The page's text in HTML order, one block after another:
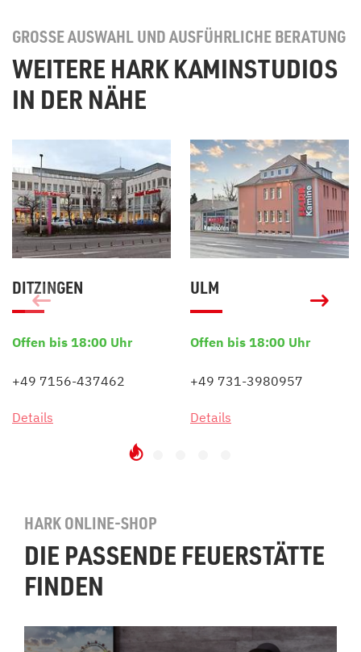
GROSSE AUSWAHL UND AUSFÜHRLICHE BERATUNG
WEITERE HARK KAMINSTUDIOS
IN DER NÄHE
DITZINGEN
Offen bis 18:00 Uhr
+49 7156-437462
Details
ULM
Offen bis 18:00 Uhr
+49 731-3980957
Details
HARK ONLINE-SHOP
DIE PASSENDE FEUERSTÄTTE
FINDEN